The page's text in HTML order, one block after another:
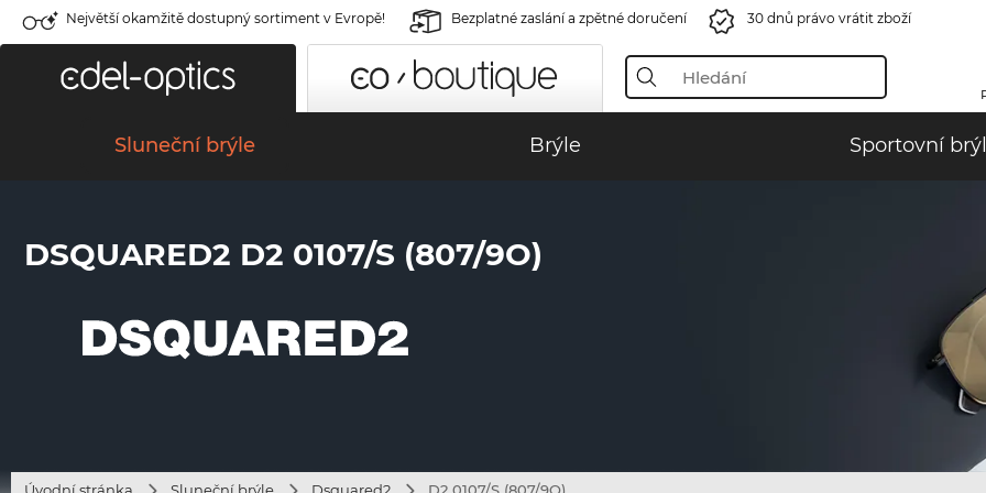
Největší okamžitě dostupný sortiment v Evropě! Bezplatné zaslání a zpětné doručení 30 dnů právo vrátit zboží
Sluneční brýle Brýle Sportovní
DSQUARED2 D2 0107/S (807/9O)